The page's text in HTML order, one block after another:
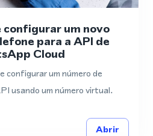
configurar um novo
para a API de
Cloud
configurar um número de
usando um número virtual.
Abrir